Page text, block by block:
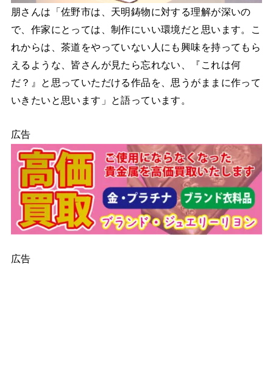
朋さんは「佐野市は、天明鋳物に対する理解が深いの
で、作家にとっては、制作にいい環境だと思います。こ
れからは、茶道をやっていない人にも興味を持ってもら
えるような、皆さんが見たら忘れない、『これは何
だ？』と思っていただける作品を、思うがままに作って
いきたいと思います」と語っています。
広告
広告